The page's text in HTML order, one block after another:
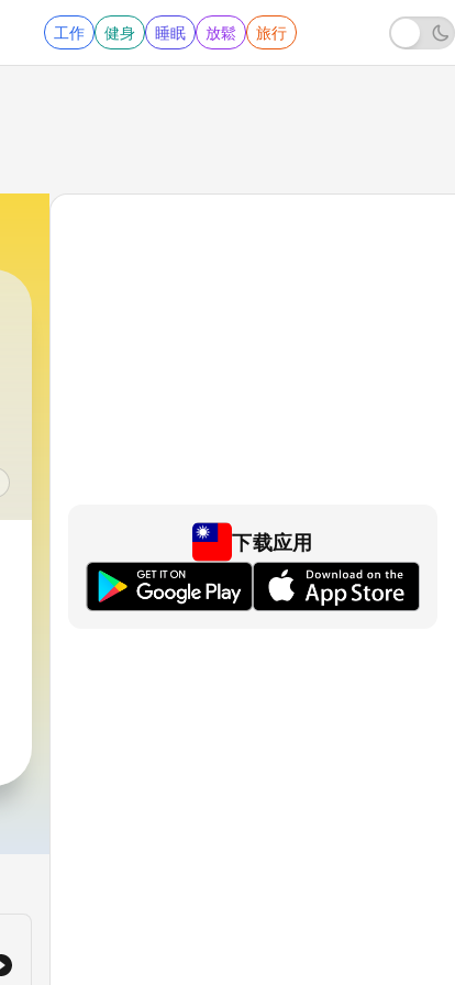
工作 健身 睡眠 放鬆 旅行
下载应用